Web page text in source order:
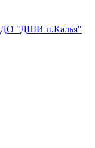
ДО "ДШИ п.Калья"